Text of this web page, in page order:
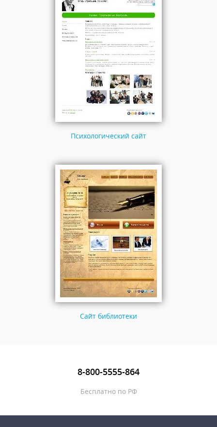
Психологический сайт
Сайт библиотеки
8-800-5555-864
Бесплатно по РФ